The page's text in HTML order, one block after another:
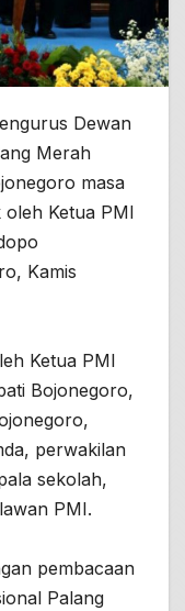
Dewan
Merah
masa
oleh Ketua PMI
Kamis
Ketua PMI
Bojonegoro,
perwakilan
sekolah,
PMI.
pembacaan
Palang